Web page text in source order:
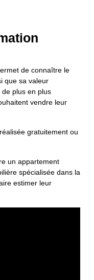
de connaître le
que sa valeur
de plus en plus
vendre leur
gratuitement ou
un appartement
spécialisée dans la
estimer leur